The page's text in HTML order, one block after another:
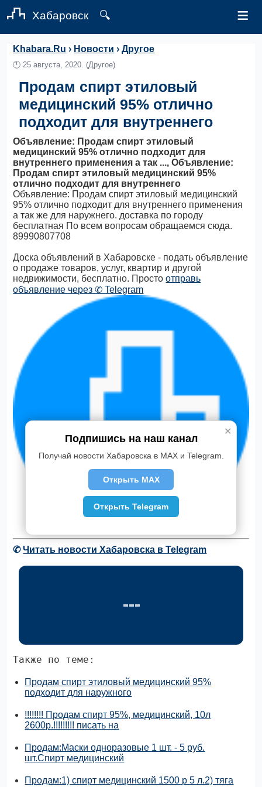
Хабаровск 🔍 ≡
Khabara.Ru › Новости ›Другое
🕛25 августа, 2020. (Другое)
Продам спирт этиловый
медицинский 95% отлично
подходит для внутреннего
Объявление: Продам спирт этиловый
медицинский 95% отлично подходит для
внутреннего применения а так ..., Объявление:
Продам спирт этиловый медицинский 95%
отлично подходит для внутреннего
Объявление: Продам спирт этиловый медицинский
95% отлично подходит для внутреннего применения
а так же для наружнего. доставка по городу
бесплатная По всем вопросам обращаемся сюда.
89990807708
Доска объявлений в Хабаровске - подать объявление
о продаже товаров, услуг, квартир и другой
недвижимости, бесплатно. Простоотправь
объявление через ✆ Telegram
✆Читать новости Хабаровска в Telegram
Также по теме:
Продам спирт этиловый медицинский 95%
подходит для наружного
!!!!!!!! Продам спирт 95%, медицинский, 10л
2600р.!!!!!!!!! писать на
Продам:Маски одноразовые 1 шт. - 5 руб.
шт.Спирт медицинский
Продам:1) спирт медицинский 1500 р 5 л.2) тяга
✕
Подпишись на наш канал
Получай новости Хабаровска в MAX и Telegram.
Открыть MAX
Открыть Telegram